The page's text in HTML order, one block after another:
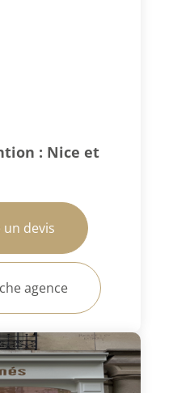
: Nice et
un devis
agence